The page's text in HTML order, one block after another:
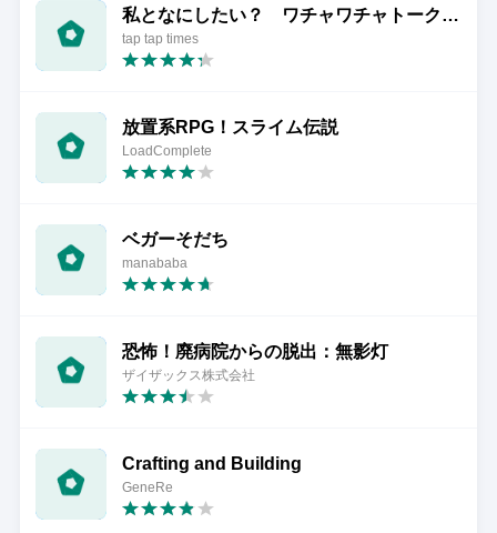
私となにしたい？ ワチャワチャトークゲーム
tap tap times
放置系RPG！スライム伝説
LoadComplete
ベガーそだち
manababa
恐怖！廃病院からの脱出：無影灯
ザイザックス株式会社
Crafting and Building
GeneRe